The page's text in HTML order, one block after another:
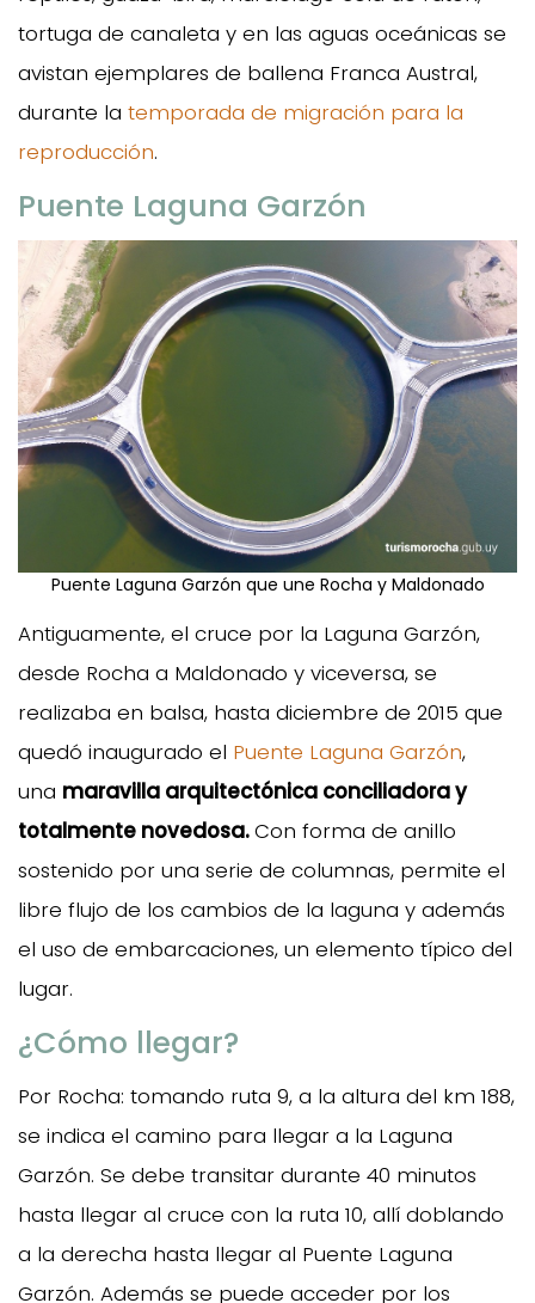
tortuga de canaleta y en las aguas oceánicas se
avistan ejemplares de ballena Franca Austral,
durante la temporada de migración para la
reproducción.
Puente Laguna Garzón
Puente Laguna Garzón que une Rocha y Maldonado
Antiguamente, el cruce por la Laguna Garzón,
desde Rocha a Maldonado y viceversa, se
realizaba en balsa, hasta diciembre de 2015 que
quedó inaugurado el Puente Laguna Garzón,
una maravilla arquitectónica conciliadora y
totalmente novedosa.Con forma de anillo
sostenido por una serie de columnas, permite el
libre flujo de los cambios de la laguna y además
el uso de embarcaciones, un elemento típico del
lugar.
¿Cómo llegar?
Por Rocha: tomando ruta 9, a la altura del km 188,
se indica el camino para llegar a la Laguna
Garzón. Se debe transitar durante 40 minutos
hasta llegar al cruce con la ruta 10, allí doblando
a la derecha hasta llegar al Puente Laguna
Garzón. Además se puede acceder por los